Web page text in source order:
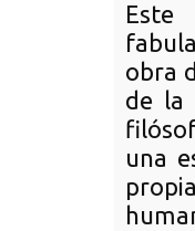
obra
de la
una